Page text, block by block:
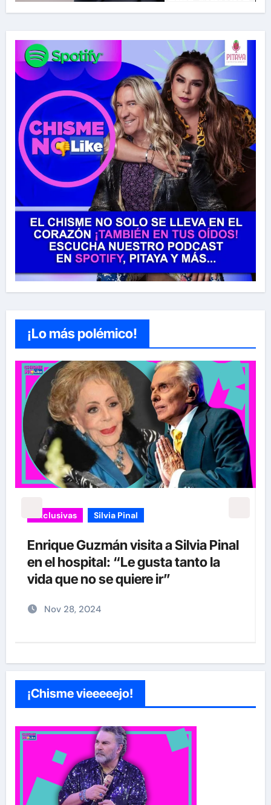
¡Lo más polémico!
Exclusivas Silvia Pinal
Enrique Guzmán visita a Silvia Pinal
en el hospital: “Le gusta tanto la
vida que no se quiere ir”
Nov 28, 2024
¡Chisme vieeeeejo!